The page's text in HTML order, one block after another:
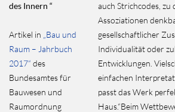
des Innern “
Artikel in „Bau und
Raum – Jahrbuch
2017“ des
Bundesamtes für
Bauwesen und
Raumordnung
auch Strichcodes, zu
Assoziationen
gesellschaftlicher
Individualität oder
Entwicklungen.
einfachen
passt das Werk
Haus.“Beim